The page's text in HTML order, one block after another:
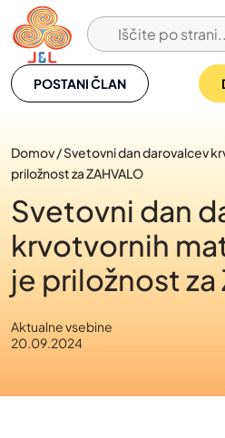
Skip
to
content
POSTANI ČLAN
Domov/Svetovni dan darovalcev
priložnost za ZAHVALO
Svetovni dan
krvotvornih
je priložnost za
Aktualne vsebine
20.09.2024